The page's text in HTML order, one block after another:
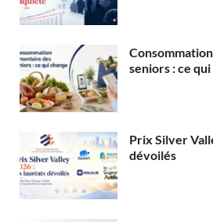
seniors : ce qui
Prix Silver
dévoilés